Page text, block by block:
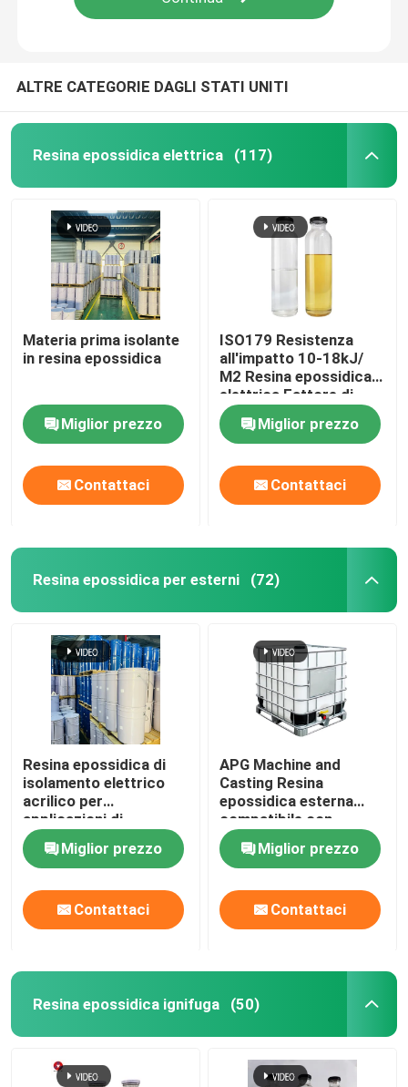
ALTRE CATEGORIE DAGLI STATI UNITI
Resina epossidica elettrica (117)
Materia prima isolante
in resina epossidica
Miglior prezzo
Contattaci
ISO179 Resistenza
all'impatto 10-18kJ/
M2 Resina epossidica
elettrica Fattore di
perdita 0,02
Miglior prezzo
Contattaci
Resina epossidica per esterni (72)
Resina epossidica di
isolamento elettrico
acrilico per
applicazioni di
processo APG
Miglior prezzo
Contattaci
APG Machine and
Casting Resina
epossidica esterna
compatibile con
acrilico
Miglior prezzo
Contattaci
Resina epossidica ignifuga (50)